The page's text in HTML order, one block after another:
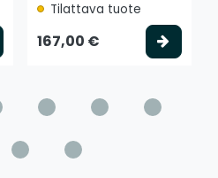
Valitse vaihtoehto
Tilattava tuote
167,00 €